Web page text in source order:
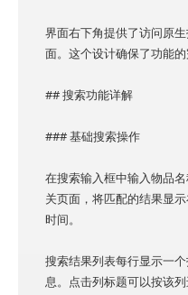
界面右下角提供了访问原
面。这个设计确保了功能
## 搜索功能详解
### 基础搜索操作
在搜索输入框中输入物品
关页面，将匹配的结果显
时间。
搜索结果列表每行显示一
息。点击列标题可以按该